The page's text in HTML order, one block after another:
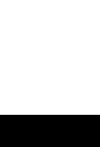
du réseau ACDD